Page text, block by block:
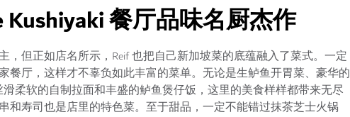
Kushiyaki 餐厅品味名厨杰作
，但正如店名所示，Reif 也把自己新加坡菜的底蕴融入了菜式。一定
餐厅，这样才不辜负如此丰富的菜单。无论是生鲈鱼开胃菜、豪华的
滑柔软的自制拉面和丰盛的鲈鱼煲仔饭，这里的美食样样都带来无尽
和寿司也是店里的特色菜。至于甜品，一定不能错过抹茶芝士火锅